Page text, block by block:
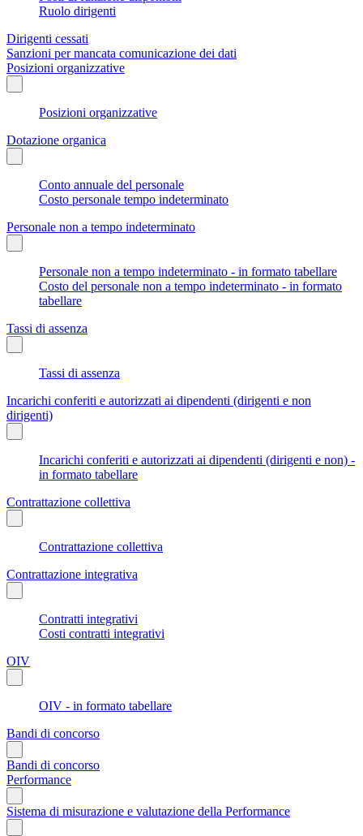
Ruolo dirigenti
Dirigenti cessati
Sanzioni per mancata comunicazione dei dati
Posizioni organizzative
Posizioni organizzative
Dotazione organica
Conto annuale del personale
Costo personale tempo indeterminato
Personale non a tempo indeterminato
Personale non a tempo indeterminato - in formato tabellare
Costo del personale non a tempo indeterminato - in formato
tabellare
Tassi di assenza
Tassi di assenza
Incarichi conferiti e autorizzati ai dipendenti (dirigenti e non
dirigenti)
Incarichi conferiti e autorizzati ai dipendenti (dirigenti e non) -
in formato tabellare
Contrattazione collettiva
Contrattazione collettiva
Contrattazione integrativa
Contratti integrativi
Costi contratti integrativi
OIV
OIV - in formato tabellare
Bandi di concorso
Bandi di concorso
Performance
Sistema di misurazione e valutazione della Performance